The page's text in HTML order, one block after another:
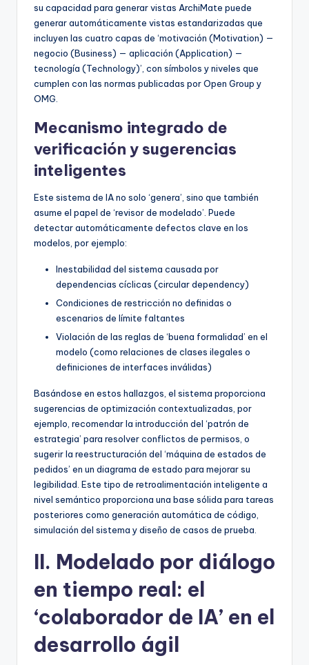
su capacidad para generar vistas ArchiMate puede
generar automáticamente vistas estandarizadas que
incluyen las cuatro capas de ‘motivación (Motivation) —
negocio (Business) — aplicación (Application) —
tecnología (Technology)’, con símbolos y niveles que
cumplen con las normas publicadas por Open Group y
OMG.
Mecanismo integrado de
verificación y sugerencias
inteligentes
Este sistema de IA no solo ‘genera’, sino que también
asume el papel de ‘revisor de modelado’. Puede
detectar automáticamente defectos clave en los
modelos, por ejemplo:
Inestabilidad del sistema causada por
dependencias cíclicas (circular dependency)
Condiciones de restricción no definidas o
escenarios de límite faltantes
Violación de las reglas de ‘buena formalidad’ en el
modelo (como relaciones de clases ilegales o
definiciones de interfaces inválidas)
Basándose en estos hallazgos, el sistema proporciona
sugerencias de optimización contextualizadas, por
ejemplo, recomendar la introducción del ‘patrón de
estrategia’ para resolver conflictos de permisos, o
sugerir la reestructuración del ‘máquina de estados de
pedidos’ en un diagrama de estado para mejorar su
legibilidad. Este tipo de retroalimentación inteligente a
nivel semántico proporciona una base sólida para tareas
posteriores como generación automática de código,
simulación del sistema y diseño de casos de prueba.
II. Modelado por diálogo
en tiempo real: el
‘colaborador de IA’ en el
desarrollo ágil